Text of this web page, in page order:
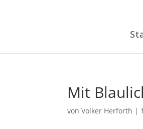
Mit
vonVolker Herforth |